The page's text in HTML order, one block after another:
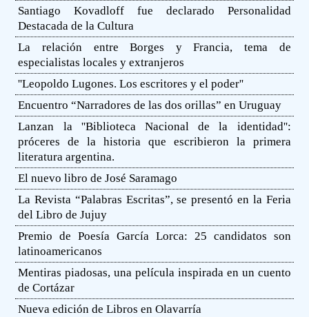
Santiago Kovadloff fue declarado Personalidad
Destacada de la Cultura
La relación entre Borges y Francia, tema de
especialistas locales y extranjeros
''Leopoldo Lugones. Los escritores y el poder''
Encuentro “Narradores de las dos orillas” en Uruguay
Lanzan la ''Biblioteca Nacional de la identidad'':
próceres de la historia que escribieron la primera
literatura argentina.
El nuevo libro de José Saramago
La Revista “Palabras Escritas”, se presentó en la Feria
del Libro de Jujuy
Premio de Poesía García Lorca: 25 candidatos son
latinoamericanos
Mentiras piadosas, una película inspirada en un cuento
de Cortázar
Nueva edición de Libros en Olavarría